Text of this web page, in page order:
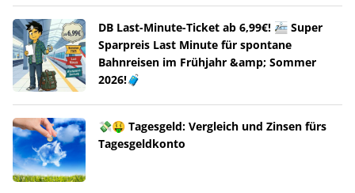
DB Last-Minute-Ticket ab 6,99€! 🚈 Super
Sparpreis Last Minute für spontane
Bahnreisen im Frühjahr &amp; Sommer
2026!🧳
💸🤑 Tagesgeld: Vergleich und Zinsen fürs
Tagesgeldkonto